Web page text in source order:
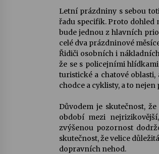
Letní prázdniny s sebou
řadu specifik. Proto dohled
bude jednou z hlavních
celé dva prázdninové
Řidiči osobních i
že se s policejními
turistické a chatové
chodce a cyklisty, a to
Důvodem je skutečnost,
období mezi
zvýšenou pozornost
skutečnost, že velice
dopravních nehod.